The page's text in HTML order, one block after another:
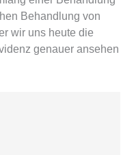
Behandlung von
wir uns heute die
genauer ansehen